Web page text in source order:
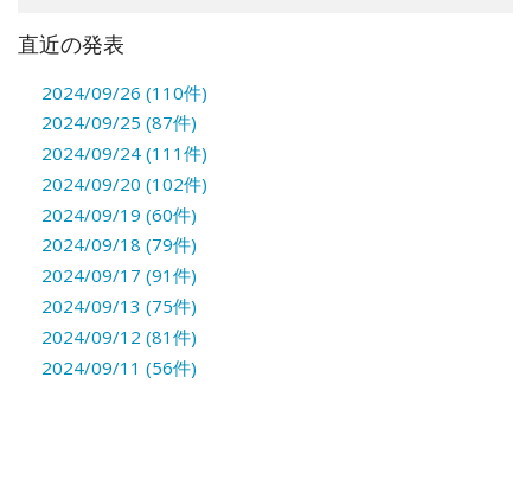
直近の発表
2024/09/26 (110件)
2024/09/25 (87件)
2024/09/24 (111件)
2024/09/20 (102件)
2024/09/19 (60件)
2024/09/18 (79件)
2024/09/17 (91件)
2024/09/13 (75件)
2024/09/12 (81件)
2024/09/11 (56件)